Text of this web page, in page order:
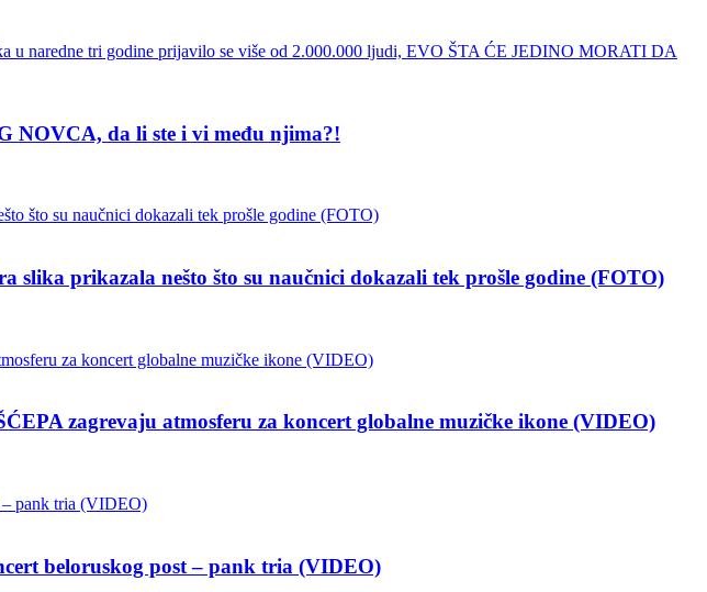
NOVCA, da li ste i vi među njima?!
prikazala nešto što su naučnici dokazali tek prošle godine (FOTO)
zagrevaju atmosferu za koncert globalne muzičke ikone (VIDEO)
beloruskog post – pank tria (VIDEO)